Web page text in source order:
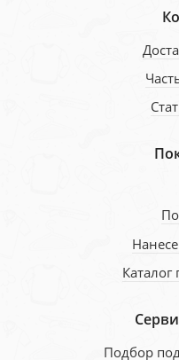
Каталог
Подбор